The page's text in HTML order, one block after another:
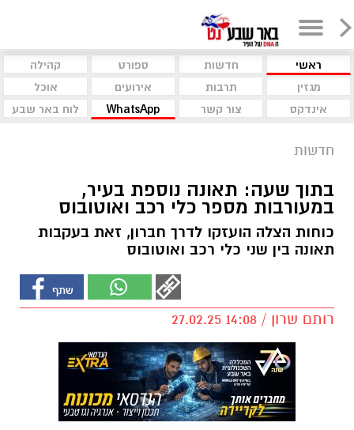
ראשי חדשות ספורט
קהילה
מגזין
תרבות אירועים
אוכל
אינדקס
צור קשר WhatsApp לוח באר שבע
חדשות
בתוך שעה: תאונה נוספת בעיר,
במעורבות מספר כלי רכב ואוטובוס
כוחות הצלה הועזקו לדרך חברון, זאת בעקבות
תאונה בין שני כלי רכב ואוטובוס
רותם שרון / 14:08 27.02.25